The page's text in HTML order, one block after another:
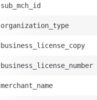
sub_mch_id
organization_type
business_license_copy
business_license_number
merchant_name